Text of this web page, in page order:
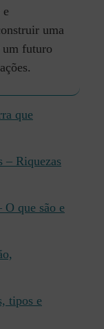
uma
um futuro
que
– Riquezas
que são e
tipos e